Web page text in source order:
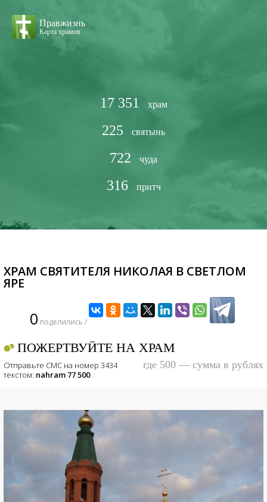
Правжизнь
Карта храмов
17 351 храм
225 святынь
722 чуда
316 притч
ХРАМ СВЯТИТЕЛЯ НИКОЛАЯ В СВЕТЛОМ
ЯРЕ
0 поделились /
ПОЖЕРТВУЙТЕ НА ХРАМ
Отправьте СМС на номер 3434
текстом: nahram 77 500
где 500 — сумма в рублях